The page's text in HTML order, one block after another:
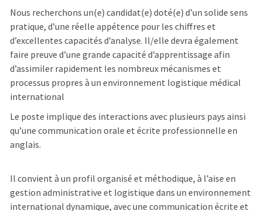
Nous recherchons un(e) candidat(e) doté(e) d’un solide sens
pratique, d’une réelle appétence pour les chiffres et
d’excellentes capacités d’analyse. Il/elle devra également
faire preuve d’une grande capacité d’apprentissage afin
d’assimiler rapidement les nombreux mécanismes et
processus propres à un environnement logistique médical
international
Le poste implique des interactions avec plusieurs pays ainsi
qu’une communication orale et écrite professionnelle en
anglais.
Il convient à un profil organisé et méthodique, à l’aise en
gestion administrative et logistique dans un environnement
international dynamique, avec une communication écrite et